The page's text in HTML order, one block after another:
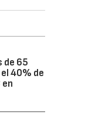
de 65
40% de